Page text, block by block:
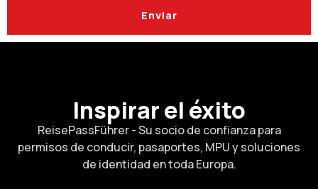
Enviar
Inspirar el éxito
ReisePassFührer - Su socio de confianza para
permisos de conducir, pasaportes, MPU y soluciones
de identidad en toda Europa.